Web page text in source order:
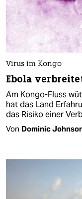
Virus im Kongo
Ebola
Am Kongo-Fluss
hat das Land
das Risiko einer
Von Dominic